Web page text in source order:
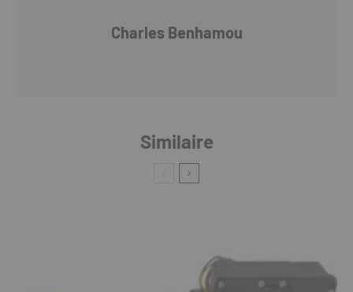
Charles Benhamou
Similaire